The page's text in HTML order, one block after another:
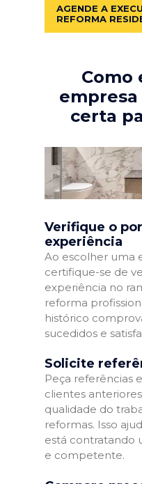
AGENDE A
REFORMA
Como
certa
Verifique o
experiência
Ao escolher uma
certifique-se de
experiência no
reforma
histórico
sucedidos e
Solicite
Peça referências
clientes
qualidade do
reformas. Isso
está contratando
e competente.